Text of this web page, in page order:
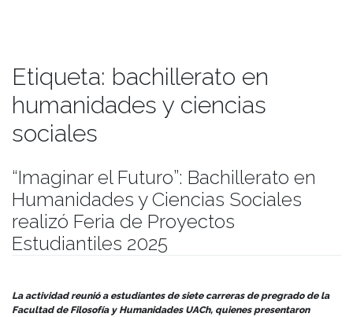
Etiqueta: bachillerato en
humanidades y ciencias
sociales
“Imaginar el Futuro”: Bachillerato en
Humanidades y Ciencias Sociales
realizó Feria de Proyectos
Estudiantiles 2025
La actividad reunió a estudiantes de siete carreras de pregrado de la
Facultad de Filosofía y Humanidades UACh, quienes presentaron